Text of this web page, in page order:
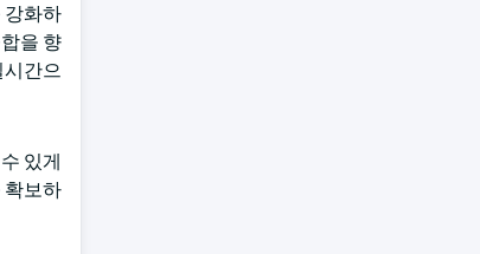
강화하
을 향
간으
있게
확보하